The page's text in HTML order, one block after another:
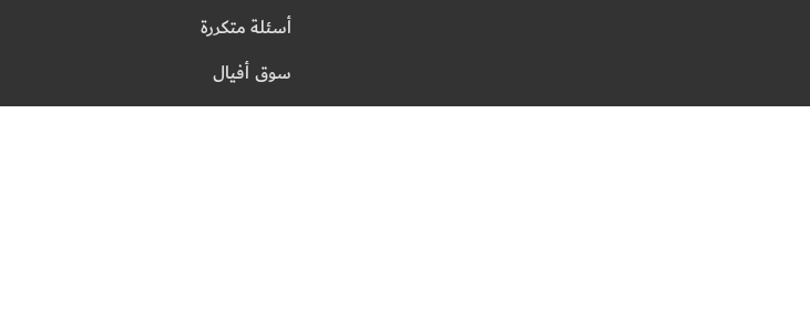
أسئلة متكررة
سوق أفيال